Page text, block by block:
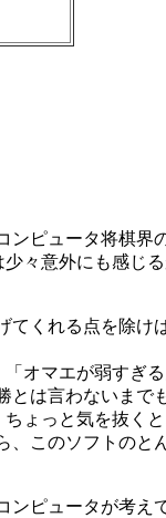
ピュータ将棋界
意外にも感じる
くれる点を除け
オマエが弱すぎ
は言わないまで
ょっと気を抜く
このソフトのと
ピュータが考え